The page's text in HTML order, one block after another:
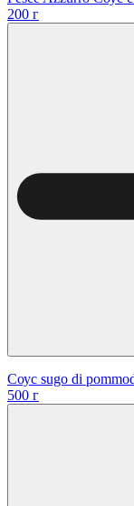
200 г
Соус sugo di
500 г